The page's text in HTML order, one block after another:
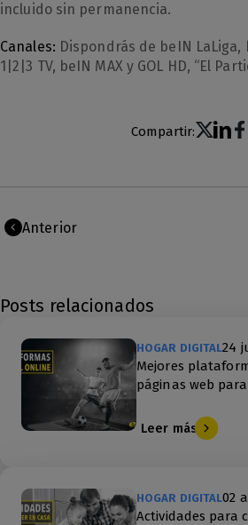
incluido sin permanencia.
Canales: Dispondrás de beIN LaLiga,
1|2|3 TV, beIN MAX y GOL HD, “El
Compartir:
Anterior
Posts relacionados
HOGAR DIGITAL24
Mejores
páginas web
Leer más
HOGAR DIGITAL02
Actividades para